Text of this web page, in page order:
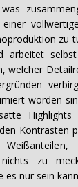
zu
arbeitet
welcher
worden
Highlights
Kontrasten
nichts zu
es nur sein